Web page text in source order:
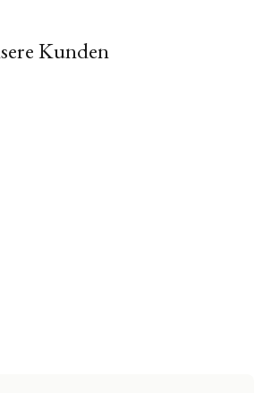
Kunden